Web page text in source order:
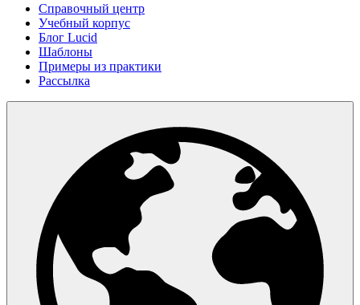
Справочный центр
Учебный корпус
Блог Lucid
Шаблоны
Примеры из практики
Рассылка